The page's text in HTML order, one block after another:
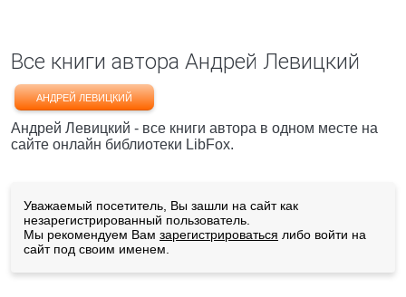
Все книги автора Андрей Левицкий
АНДРЕЙ ЛЕВИЦКИЙ
Андрей Левицкий - все книги автора в одном месте на
сайте онлайн библиотеки LibFox.
Уважаемый посетитель, Вы зашли на сайт как
незарегистрированный пользователь.
Мы рекомендуем Вам зарегистрироваться либо войти на
сайт под своим именем.